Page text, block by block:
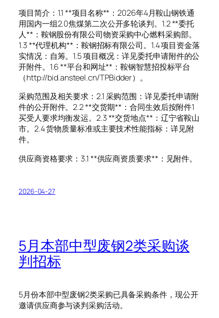
项目简介：1.1 **项目名称**：2026年4月鞍山钢铁通
用国内一组2.0焦煤第二次公开多轮谈判。1.2 **委托
人**：鞍钢股份有限公司物资采购中心燃料采购部。
1.3 **代理机构**：鞍钢招标有限公司。1.4 项目资金落
实情况：自筹。1.5 项目概况：详见委托申请附件的公
开附件。1.6 **平台和网址**：鞍钢智慧招投标平台
（http://bid.ansteel.cn/TPBidder）。
采购范围及相关要求：2.1 采购范围：详见委托申请附
件的公开附件。2.2 **交货期**：合同生效后按附件1
买受人要求均衡发运。2.3 **交货地点**：辽宁省鞍山
市。2.4 货物质量标准或主要技术性能指标：详见附
件。
供应商资格要求：3.1 **供应商资质要求**：见附件。
2026-04-27
5月本部中型废钢2类采购谈
判招标
5月份本部中型废钢2类采购已具备采购条件，现公开
邀请供应商参与谈判采购活动。